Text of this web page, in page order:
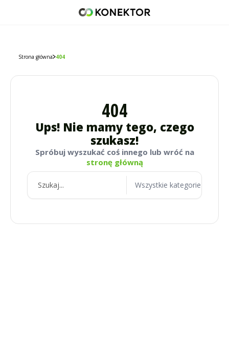
Strona główna 404
404
Ups! Nie mamy tego, czego
szukasz!
Spróbuj wyszukać coś innego lub wróć na
stronę główną